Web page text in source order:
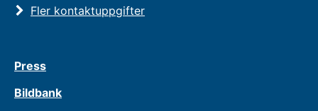
Fler kontaktuppgifter
Press
Bildbank